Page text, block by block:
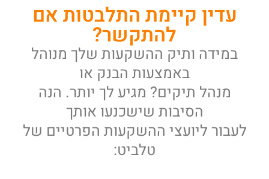
עדין קיימת התלבטות אם
להתקשר?
במידה ותיק ההשקעות שלך מנוהל
באמצעות הבנק או
מנהל תיקים? מגיע לך יותר. הנה
הסיבות שישכנעו אותך
לעבור ליועצי ההשקעות הפרטיים של
טלביט: